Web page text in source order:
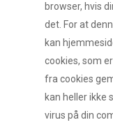
browser, hvis
det. For at
kan
cookies, som
fra cookies
kan heller ikke
virus på din